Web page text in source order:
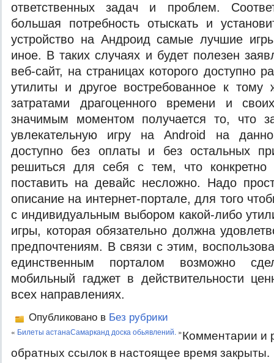
ответственных задач и проблем.
большая потребность отыскать и
устройство на Андроид самые лучшие
иное. В таких случаях и будет полезен
веб-сайт, на страницах которого доступно
утилиты и другое востребованное к
затратами драгоценного времени и
значимым моментом получается то, что
увлекательную игру на Android на
доступно без оплаты и без остальных
решиться для себя с тем, что конкретно
поставить на девайс несложно. Надо
описание на интернет-портале, для того
с индивидуальным выбором какой-либо
игры, которая обязательно должна
предпочтениям. В связи с этим,
единственным порталом возможно
мобильный гаджет в действительности
всех направлениях.
Опубликовано в Без рубрики
« Билеты астанаСамарканд доска обьявлений. »Комментарии и
обратных ссылок в настоящее время закрыты.